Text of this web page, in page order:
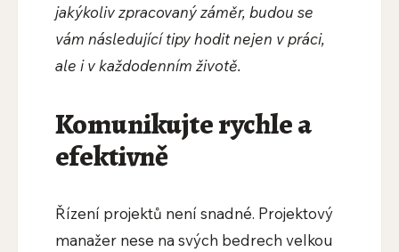
jakýkoliv zpracovaný záměr, budou se
vám následující tipy hodit nejen v práci,
ale i v každodenním životě.
Komunikujte rychle a
efektivně
Řízení projektů není snadné. Projektový
manažer nese na svých bedrech velkou